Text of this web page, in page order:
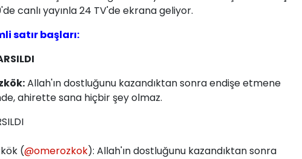
canlı yayınla 24 TV'de ekrana geliyor.
satır başları:
Allah'ın dostluğunu kazandıktan sonra endişe etmene
ahirette sana hiçbir şey olmaz.
(@omerozkok): Allah'ın dostluğunu kazandıktan sonra